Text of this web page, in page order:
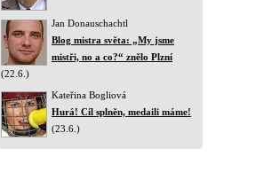
Jan Donauschachtl
Blog mistra světa: „My jsme
mistři, no a co?“ znělo Plzní
(22.6.)
Kateřina Bogliová
Hurá! Cíl splněn, medaili máme!
(23.6.)